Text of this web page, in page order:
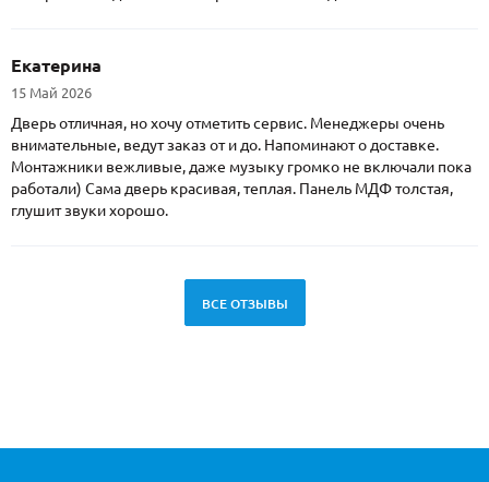
Екатерина
15 Май 2026
Дверь отличная, но хочу отметить сервис. Менеджеры очень
внимательные, ведут заказ от и до. Напоминают о доставке.
Монтажники вежливые, даже музыку громко не включали пока
работали) Сама дверь красивая, теплая. Панель МДФ толстая,
глушит звуки хорошо.
ВСЕ ОТЗЫВЫ